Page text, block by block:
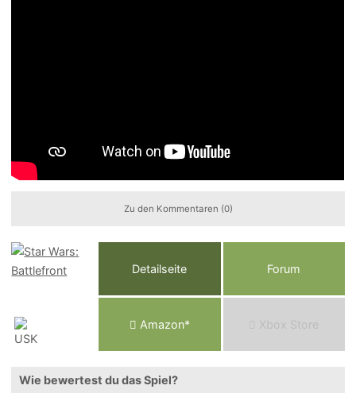
Zu den Kommentaren (0)
Detailseite Forum
Amazon* Xbox Store
Wie bewertest du das Spiel?